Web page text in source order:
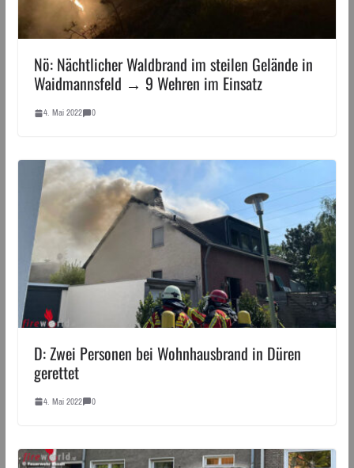
Nö: Nächtlicher Waldbrand im steilen Gelände in
Waidmannsfeld → 9 Wehren im Einsatz
4. Mai 2022 0
D: Zwei Personen bei Wohnhausbrand in Düren
gerettet
4. Mai 2022 0